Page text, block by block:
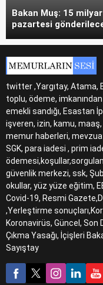
Bakan Muş: 15
pazartesi
twitter ,Yargıtay, Atama,
toplu, ödeme,
emekli sandığı, Esastan
işveren, izin, kamu,
memur haberleri,
SGK, para iadesi , prim
güvenlik merkezi, ssk,
okullar, yüz yüze eğitim,
Covid-19, Resmi
,Yerleştirme
Koronavirüs, Güncel, Son
Çıkma Yasağı, İçişleri
Sayıştay